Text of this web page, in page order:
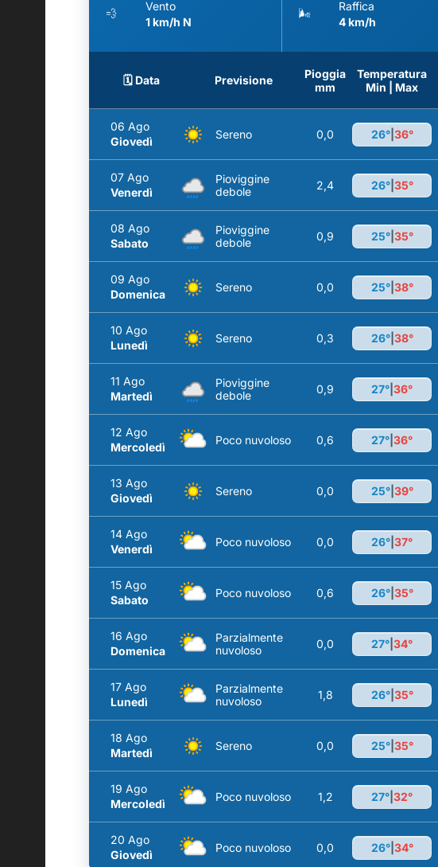
💨
Vento
1 km/h N
🌬️
Raffica
4 km/h
🗓️ Data Previsione
Pioggia
mm
Temperatura
Min | Max
06 Ago
Giovedì
Sereno 0,0 26°| 36°
07 Ago
Venerdì
Pioviggine
debole
2,4 26°| 35°
08 Ago
Sabato
Pioviggine
debole
0,9 25°| 35°
09 Ago
Domenica
Sereno 0,0 25°| 38°
10 Ago
Lunedì
Sereno 0,3 26°| 38°
11 Ago
Martedì
Pioviggine
debole
0,9 27° 36°
12 Ago
Mercoledì
Poco nuvoloso 0,6 27° 36°
13 Ago
Giovedì
Sereno 0,0 25°| 39°
14 Ago
Venerdì
Poco nuvoloso 0,0 26° 37°
15 Ago
Sabato
Poco nuvoloso 0,6 26°| 35°
16 Ago
Domenica
Parzialmente
nuvoloso
0,0 27° 34°
17 Ago
Lunedì
Parzialmente
nuvoloso
1,8 26°| 35°
18 Ago
Martedì
Sereno 0,0 25°| 35°
19 Ago
Mercoledì
Poco nuvoloso 1,2 27° 32°
20 Ago
Giovedì
Poco nuvoloso 0,0 26°| 34°